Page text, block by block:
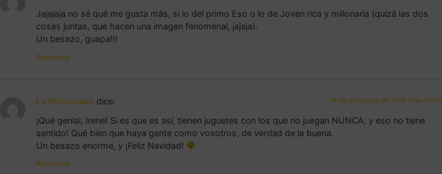
Jajajaja no sé qué me gusta más, si lo del primo Eso o lo de Joven rica y millonaria (quizá las dos
cosas juntas, que hacen una imagen fenomenal, jajaja).
Un besazo, guapa!!!
Responder
La Psicomami dice: 19 de diciembre de 2015 a las 21:02
¡Qué genial, Irene! Si es que es así, tienen juguetes con los que no juegan NUNCA, y eso no tiene
sentido! Qué bien que haya gente como vosotros, de verdad de la buena.
Un besazo enorme, y ¡Feliz Navidad!
Responder